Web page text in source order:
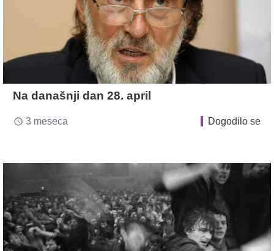
Na današnji dan 28. april
access_time 3 meseca Dogodilo se